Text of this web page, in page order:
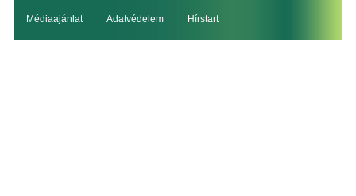
Médiaajánlat Adatvédelem Hírstart